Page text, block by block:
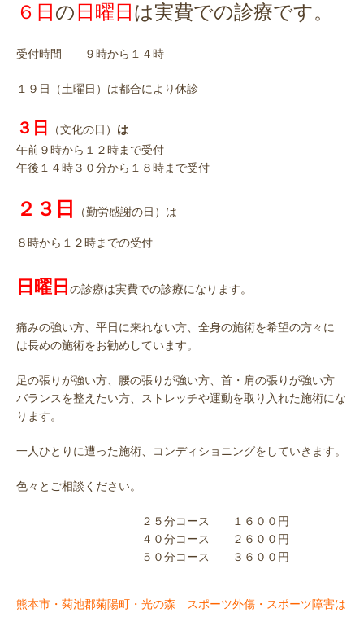
６日 の 日曜日 は実費での診療です。
受付時間 ９時から１４時
１９日（土曜日）は都合により休診
３日 （文化の日） は
午前９時から１２時まで受付
午後１４時３０分から１８時まで受付
２３日 （勤労感謝の日）は
８時から１２時までの受付
日曜日 の診療は実費での診療になります。
痛みの強い方、平日に来れない方、全身の施術を希望の方々に
は長めの施術をお勧めしています。
足の張りが強い方、腰の張りが強い方、首・肩の張りが強い方
バランスを整えたい方、ストレッチや運動を取り入れた施術にな
ります。
一人ひとりに遭った施術、コンディショニングをしていきます。
色々とご相談ください。
２５分コース １６００円
４０分コース ２６００円
５０分コース ３６００円
熊本市・菊池郡菊陽町・光の森 スポーツ外傷・スポーツ障害は